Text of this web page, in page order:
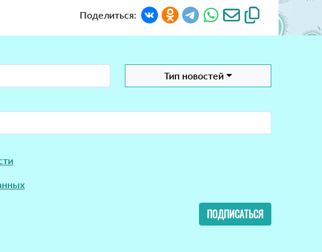
Поделиться:
Тип новостей
ПОДПИСАТЬСЯ